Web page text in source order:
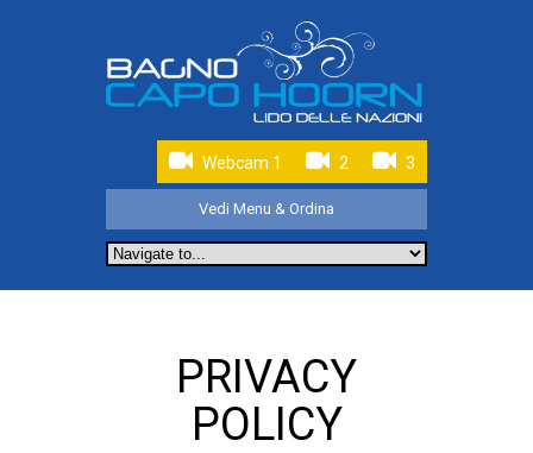
3
2
Webcam 1
Vedi Menu & Ordina
PRIVACY
POLICY